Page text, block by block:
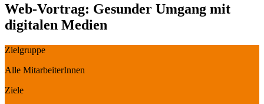
Web-Vortrag: Gesunder Umgang mit
digitalen Medien
Zielgruppe
Alle MitarbeiterInnen
Ziele